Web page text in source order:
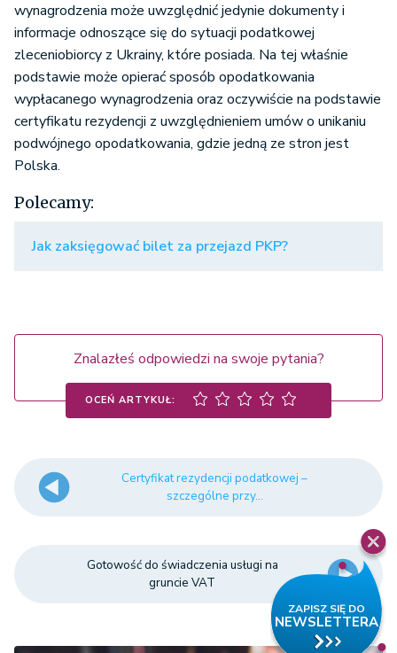
wynagrodzenia może uwzględnić jedynie dokumenty i
informacje odnoszące się do sytuacji podatkowej
zleceniobiorcy z Ukrainy, które posiada. Na tej właśnie
podstawie może opierać sposób opodatkowania
wypłacanego wynagrodzenia oraz oczywiście na podstawie
certyfikatu rezydencji z uwzględnieniem umów o unikaniu
podwójnego opodatkowania, gdzie jedną ze stron jest
Polska.
Polecamy:
Jak zaksięgować bilet za przejazd PKP?
Znalazłeś odpowiedzi na swoje pytania?
OCEŃ ARTYKUŁ:
Certyfikat rezydencji podatkowej –
szczególne przy...
Gotowość do świadczenia usługi na
gruncie VAT